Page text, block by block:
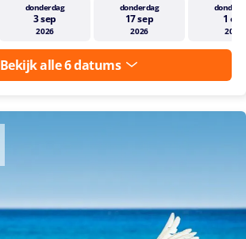
donderdag
3 sep
2026
donderdag
17 sep
2026
1 okt
2026
Bekijk alle 6 datums